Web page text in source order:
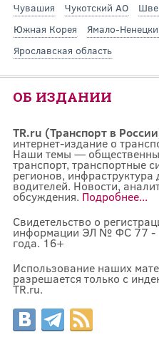
Чувашия
Чукотский АО
Южная Корея
Ямало-
Ярославская область
ОБ ИЗДАНИИ
TR.ru (Транспорт в
интернет-издание о
Наши темы —
транспорт, транспортные
регионов,
водителей. Новости,
обсуждения. Подробнее...
Свидетельство о
информации ЭЛ № ФС 77 -
года. 16+
Использование наших
разрешается только с
TR.ru.